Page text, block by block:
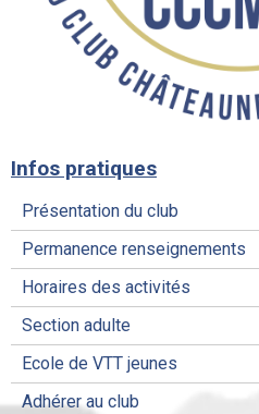
Infos pratiques
Présentation du club
Permanence renseignements
Horaires des activités
Section adulte
Ecole de VTT jeunes
Adhérer au club